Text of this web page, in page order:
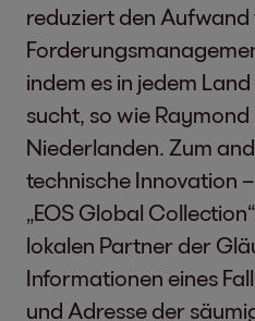
reduziert den Aufwand
indem es in jedem
sucht, so wie
Niederlanden. Zum
technische Innovation
„EOS Global
lokalen Partner der
Informationen eines
und Adresse der